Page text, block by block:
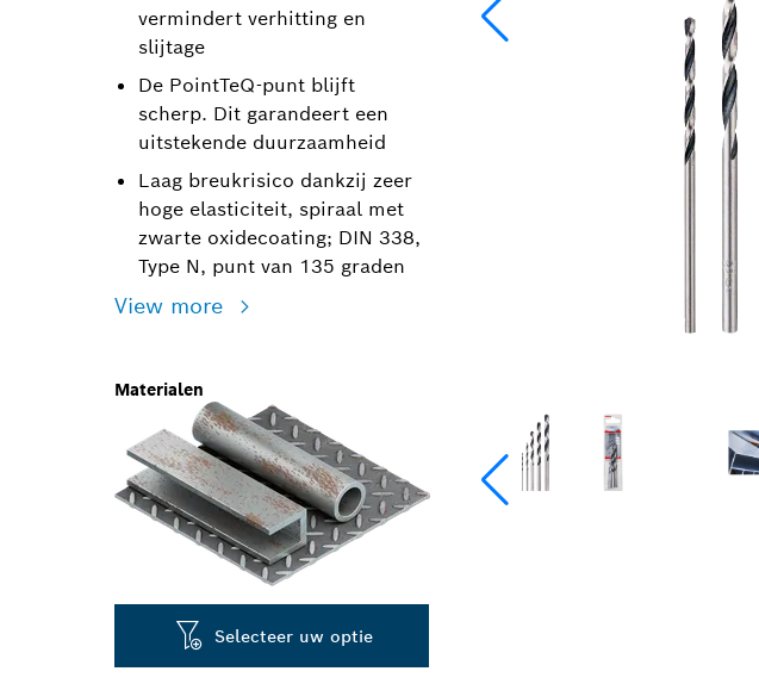
vermindert verhitting en
slijtage
De PointTeQ-punt blijft
scherp. Dit garandeert een
uitstekende duurzaamheid
Laag breukrisico dankzij zeer
hoge elasticiteit, spiraal met
zwarte oxidecoating; DIN 338,
Type N, punt van 135 graden
View more
Materialen
Selecteer uw optie